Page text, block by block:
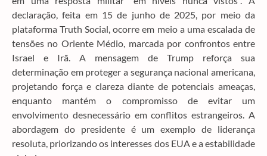
declaração, feita em 15 de junho de 2025, por meio da
plataforma Truth Social, ocorre em meio a uma escalada de
tensões no Oriente Médio, marcada por confrontos entre
Israel e Irã. A mensagem de Trump reforça sua
determinação em proteger a segurança nacional americana,
projetando força e clareza diante de potenciais ameaças,
enquanto mantém o compromisso de evitar um
envolvimento desnecessário em conflitos estrangeiros. A
abordagem do presidente é um exemplo de liderança
resoluta, priorizando os interesses dos EUA e a estabilidade